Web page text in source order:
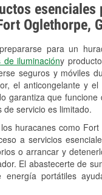
esenciales
Oglethorpe,
para un
de iluminacióny
seguros y móviles
el anticongelante y
garantiza que
servicio es limitado.
huracanes como
a servicios
o arrancar y
El abastecerte de
energía portátiles